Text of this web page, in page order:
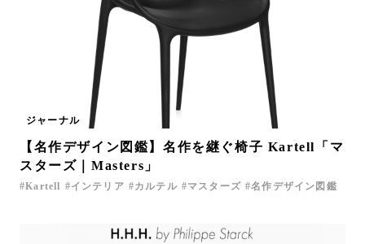
ジャーナル
【名作デザイン図鑑】名作を継ぐ椅子 Kartell「マ
スターズ｜Masters」
Kartell インテリア カルテル マスターズ 名作デザイン図鑑